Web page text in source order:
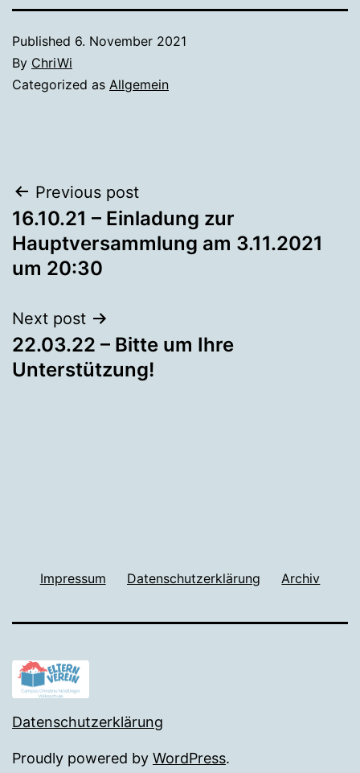
Published 6. November 2021
By ChriWi
Categorized as Allgemein
Beitragsnavigation
Previous post
16.10.21 – Einladung zur
Hauptversammlung am 3.11.2021
um 20:30
Next post
22.03.22 – Bitte um Ihre
Unterstützung!
Impressum Datenschutzerklärung Archiv
Datenschutzerklärung
Proudly powered by WordPress.